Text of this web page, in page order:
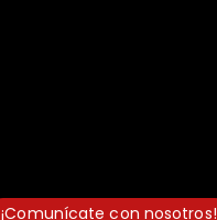
¡Comunícate con nosotros!